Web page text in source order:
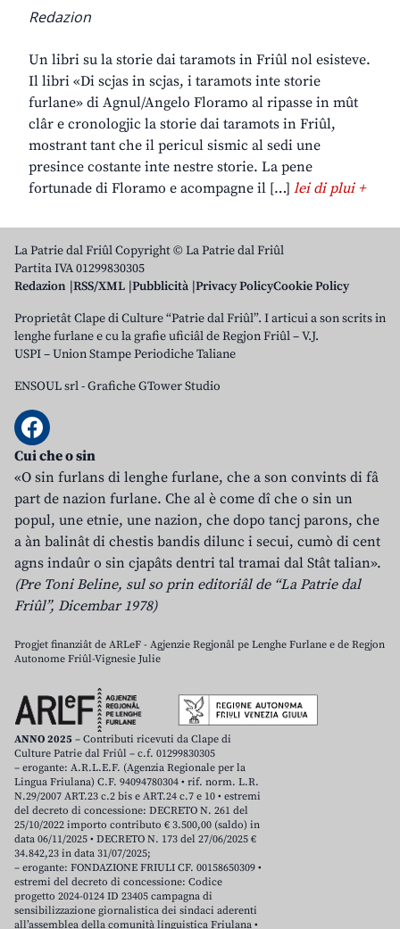
Redazion
Un libri su la storie dai taramots in Friûl nol esisteve.
Il libri «Di scjas in scjas, i taramots inte storie
furlane» di Agnul/Angelo Floramo al ripasse in mût
clâr e cronologjic la storie dai taramots in Friûl,
mostrant tant che il pericul sismic al sedi une
presince costante inte nestre storie. La pene
fortunade di Floramo e acompagne il […] lei di plui +
La Patrie dal Friûl Copyright © La Patrie dal Friûl
Partita IVA 01299830305
Redazion RSS/XML Pubblicità Privacy PolicyCookie Policy
Proprietât Clape di Culture “Patrie dal Friûl”. I articui a son scrits in
lenghe furlane e cu la grafie uficiâl de Regjon Friûl – V.J.
USPI – Union Stampe Periodiche Taliane
ENSOUL srl-Grafiche GTower Studio
Cui che o sin
«O sin furlans di lenghe furlane, che a son convints di fâ
part de nazion furlane. Che al è come dî che o sin un
popul, une etnie, une nazion, che dopo tancj parons, che
a àn balinât di chestis bandis dilunc i secui, cumò di cent
agns indaûr o sin cjapâts dentri tal tramai dal Stât talian».
(Pre Toni Beline, sul so prin editoriâl de “La Patrie dal
Friûl”, Dicembar 1978)
Progjet finanziât de ARLeF - Agjenzie Regjonâl pe Lenghe Furlane e de Regjon
Autonome Friûl-Vignesie Julie
ANNO 2025 – Contributi ricevuti da Clape di
Culture Patrie dal Friûl – c.f. 01299830305
– erogante: A.R.L.E.F. (Agenzia Regionale per la
Lingua Friulana) C.F. 94094780304 • rif. norm. L.R.
N.29/2007 ART.23 c.2 bis e ART.24 c.7 e 10 • estremi
del decreto di concessione: DECRETO N. 261 del
25/10/2022 importo contributo € 3.500,00 (saldo) in
data 06/11/2025 • DECRETO N. 173 del 27/06/2025 €
34.842,23 in data 31/07/2025;
– erogante: FONDAZIONE FRIULI CF. 00158650309 •
estremi del decreto di concessione: Codice
progetto 2024-0124 ID 23405 campagna di
sensibilizzazione giornalistica dei sindaci aderenti
all’assemblea della comunità linguistica Friulana •